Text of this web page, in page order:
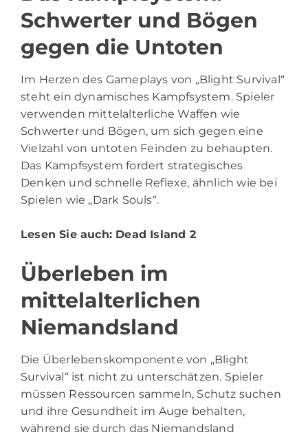
Schwerter und Bögen
gegen die Untoten
Im Herzen des Gameplays von „Blight Survival“
steht ein dynamisches Kampfsystem. Spieler
verwenden mittelalterliche Waffen wie
Schwerter und Bögen, um sich gegen eine
Vielzahl von untoten Feinden zu behaupten.
Das Kampfsystem fordert strategisches
Denken und schnelle Reflexe, ähnlich wie bei
Spielen wie „Dark Souls“.
Lesen Sie auch: Dead Island 2
Überleben im
mittelalterlichen
Niemandsland
Die Überlebenskomponente von „Blight
Survival“ ist nicht zu unterschätzen. Spieler
müssen Ressourcen sammeln, Schutz suchen
und ihre Gesundheit im Auge behalten,
während sie durch das Niemandsland